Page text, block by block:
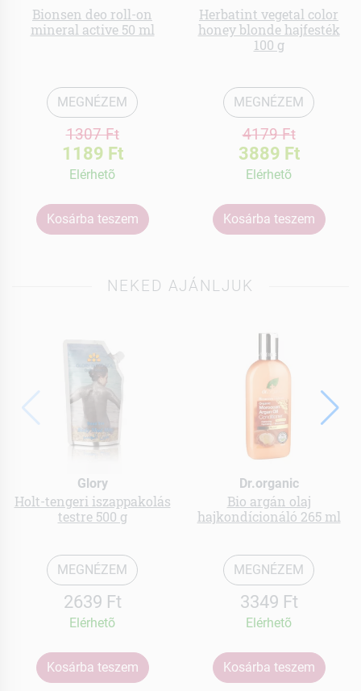
Bionsen deo roll-on
mineral active 50 ml
MEGNÉZEM
1307 Ft
1189 Ft
Elérhetõ
Kosárba teszem
Herbatint vegetal color
honey blonde hajfesték
100 g
MEGNÉZEM
4179 Ft
3889 Ft
Elérhetõ
Kosárba teszem
NEKED AJÁNLJUK
Glory
Holt-tengeri iszappakolás
testre 500 g
MEGNÉZEM
2639 Ft
Elérhetõ
Kosárba teszem
Dr.organic
Bio argán olaj
hajkondícionáló 265 ml
MEGNÉZEM
3349 Ft
Elérhetõ
Kosárba teszem